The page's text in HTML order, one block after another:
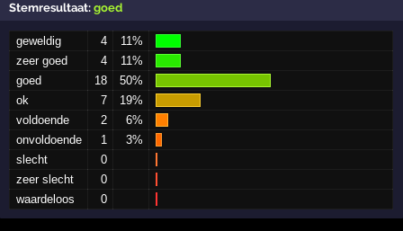
Stemresultaat:goed
geweldig 4
11%
zeer goed
4
11%
goed
18
50%
ok
7
19%
voldoende
2
6%
onvoldoende
1
3%
slecht
0
zeer slecht
0
waardeloos
0